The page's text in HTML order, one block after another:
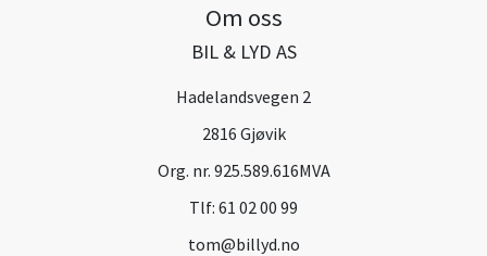
Om oss
BIL & LYD AS
Hadelandsvegen 2
2816 Gjøvik
Org. nr. 925.589.616MVA
Tlf: 61 02 00 99
tom@billyd.no